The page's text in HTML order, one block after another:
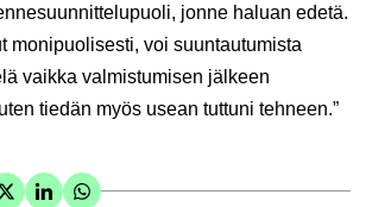
jonne haluan edetä.
monipuolisesti, voi suuntautumista
vaikka valmistumisen jälkeen
tiedän myös usean tuttuni tehneen.”